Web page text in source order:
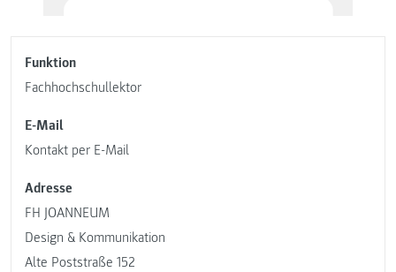
Funktion
Fachhochschullektor
E-Mail
Kontakt per E-Mail
Adresse
FH JOANNEUM
Design & Kommunikation
Alte Poststraße 152